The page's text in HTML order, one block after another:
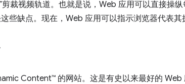
剪裁视频轨道。也就是说，Web 应用可以直接操
些缺点。现在，Web 应用可以指示浏览器代表其
Content™ 的网站。这是有史以来最好的